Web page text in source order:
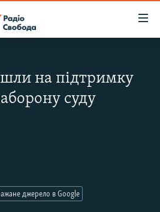
на підтримку
суду
джерело в Google